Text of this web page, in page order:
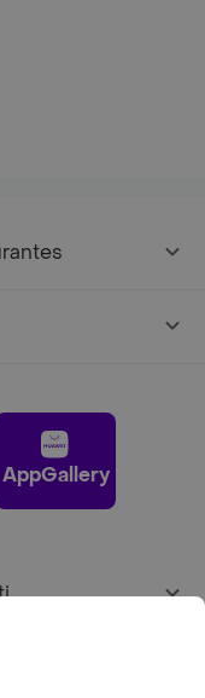
AppGallery